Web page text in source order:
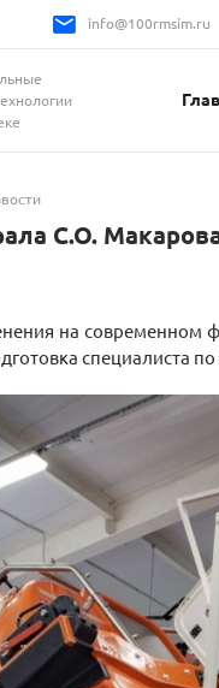
info@100rmsim.ru
С.О.
на
специалиста